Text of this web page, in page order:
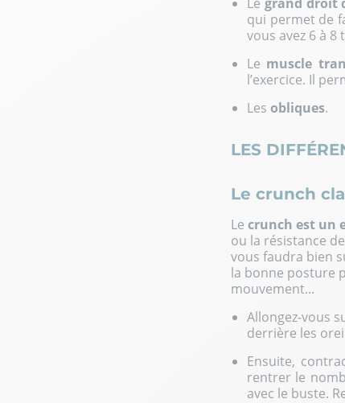
qui permet de
vous avez 6 à
Le muscle
l’exercice. Il
Les obliques.
LES
Le crunch
Le crunch est un
ou la résistance
vous faudra bien
la bonne posture
mouvement...
Allongez-vous
derrière les
Ensuite,
rentrer le
avec le buste.